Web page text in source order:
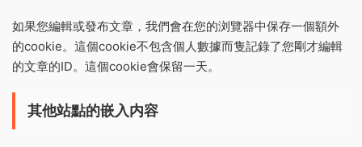
如果您編輯或發布文章，我們會在您的浏覽器中保存一個額外
的cookie。這個cookie不包含個人數據而隻記錄了您剛才編輯
的文章的ID。這個cookie會保留一天。
其他站點的嵌入内容